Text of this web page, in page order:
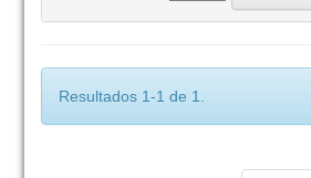
Resultados 1-1 de 1.